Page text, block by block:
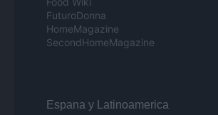
FuturoDonna
HomeMagazine
SecondHomeMagazine
Espana y Latinoamerica